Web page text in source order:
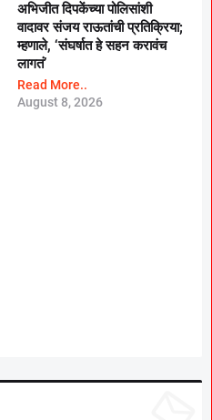
अभिजीत दिपकेंच्या पोलिसांशी
वादावर संजय राऊतांची प्रतिक्रिया;
म्हणाले, ‘संघर्षात हे सहन करावंच
लागतं’
Read More..
August 8, 2026